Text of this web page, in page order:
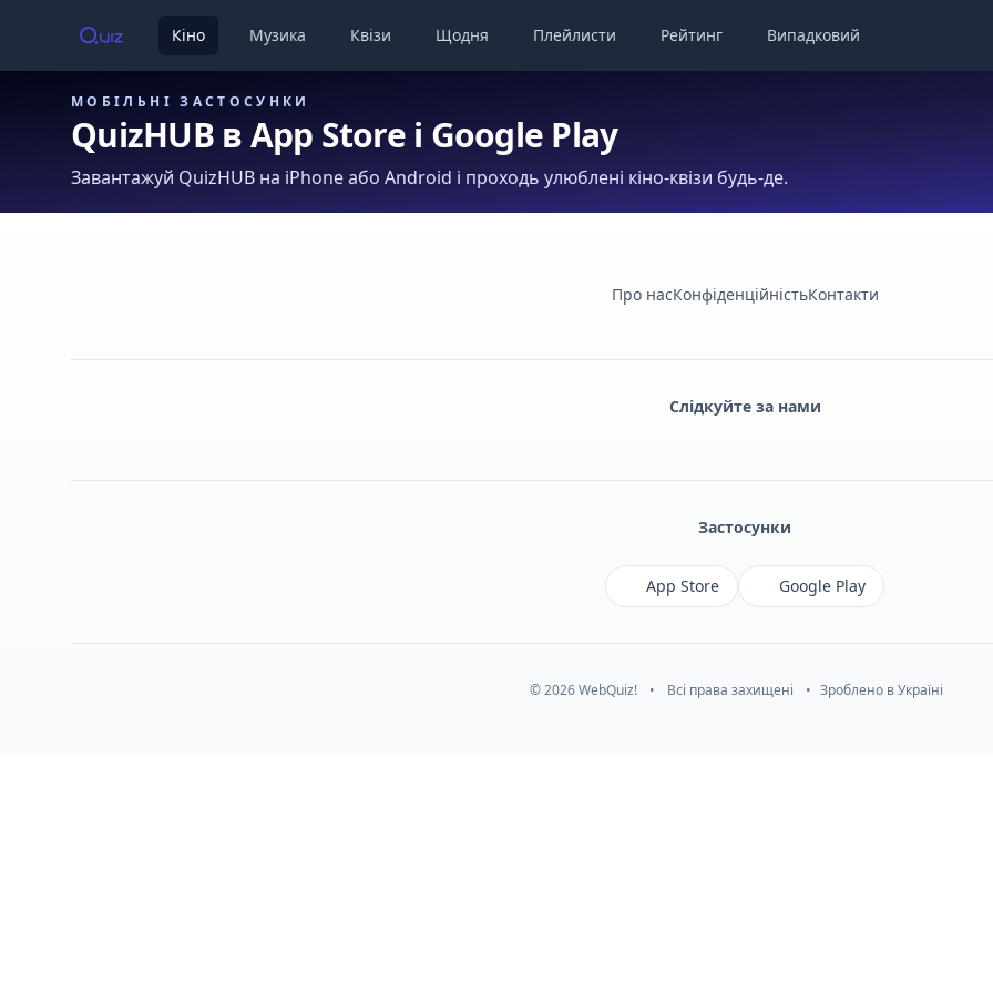
Кіно Музика Квізи Щодня Плейлисти Рейтинг Випадковий
МОБІЛЬНІ ЗАСТОСУНКИ
QuizHUB в App Store і Google Play
Завантажуй QuizHUB на iPhone або Android і проходь улюблені кіно-квізи будь-де.
Про насКонфіденційністьКонтакти
Слідкуйте за нами
Застосунки
App Store Google Play
© 2026 WebQuiz! • Всі права захищені • Зроблено в Україні